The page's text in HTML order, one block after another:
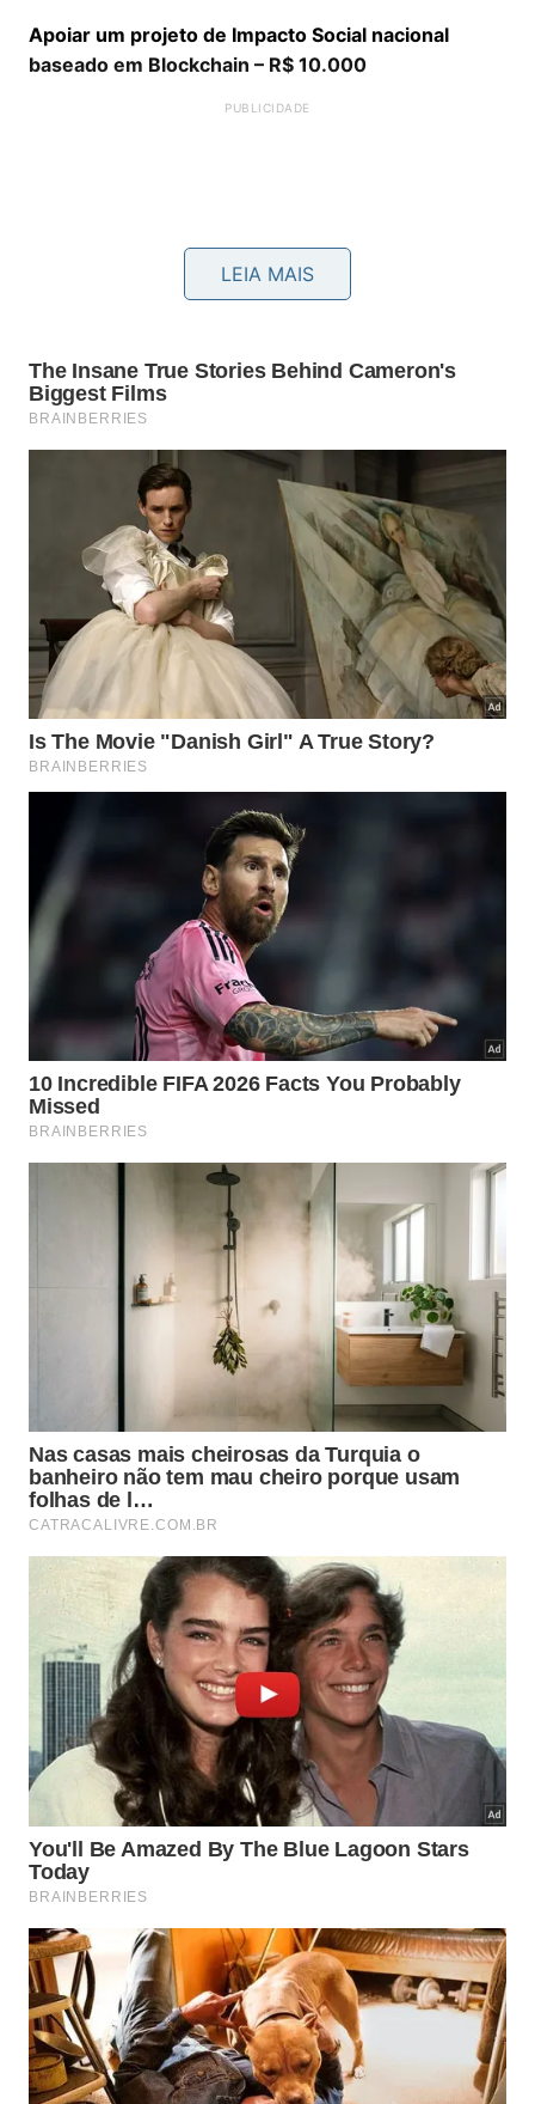
Apoiar um projeto de Impacto Social nacional
baseado em Blockchain – R$ 10.000
Se a tecnologia é algo que mexe com seu coração,
você certamente está acompanhando toda a
movimentação sobre Blockchain, Criptomoedas,
Metaverso, NFTs e tudo que envolve tokenização e
ativos digitais. Uma coisa bastante inerente a esse
universo, é que ele busca descentralizar o poder
financeiro. E é aí que vale a pena conhecer a Moeda
Semente, primeira Techfin Brasileira a usar
blockchain para alcançar os objetivos de
desenvolvimento sustentável da ONU.
MDAs, a criptomoeda da Moeda Semente. E a partir
daí, usando a carteira digital da empresa, você
pode, por exemplo apoiar o DeFi Pool
Empoderamento Feminino – Finanças Solidárias
, que
visa eliminar barreiras que mulheres em
vulnerabilidade bancária (sem acesso a crédito e
outros serviços destas instituições financeiras)
encontram quando querem iniciar, manter ou
ampliar um negócio, entre outros desafios. E não,
não é obrigatório ter 10 mil Reais para começar.
Pague o preço de 1 e leve 2!
Segundo o jornal
do smartphone da Apple em versões mais antigas,
como um iPhone 13 de 128GB lançado ano passado,
e um iPhone XR com a mesma capacidade, lançado
em 2018, somados, custariam R$ 7.258 se
comprados em varejistas como Fast Shop e Ponto
Frio.
LEIA MAIS